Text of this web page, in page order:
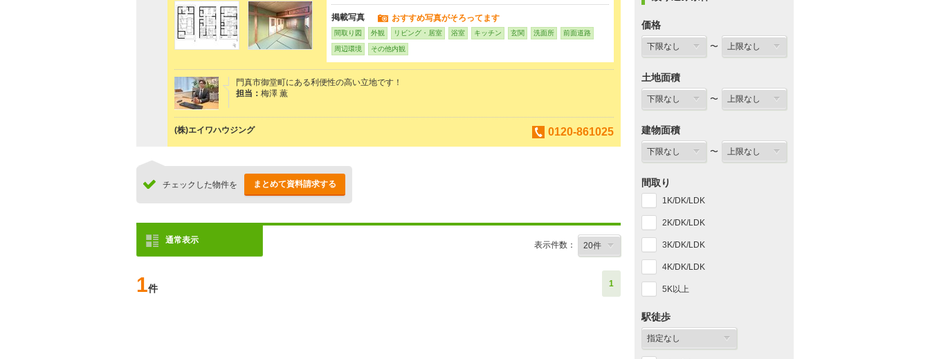
掲載写真 おすすめ写真がそろってます
間取り図 外観 リビング・居室 浴室 キッチン 玄関 洗面所 前面道路
周辺環境 その他内観
門真市御堂町にある利便性の高い立地です！
担当： 梅澤 薫
(株)エイワハウジング 0120-861025
チェックした物件を まとめて資料請求する
通常表示 表示件数：
1件 1
価格
〜
土地面積
〜
建物面積
〜
間取り
1K/DK/LDK
2K/DK/LDK
3K/DK/LDK
4K/DK/LDK
5K以上
駅徒歩